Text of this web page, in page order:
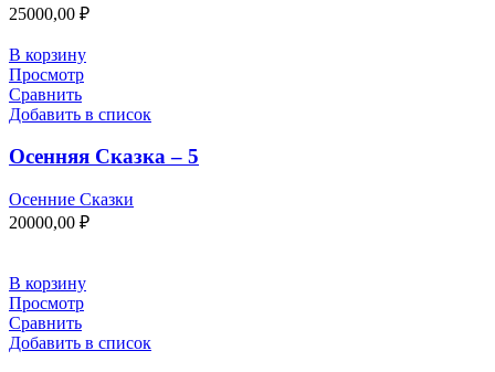
25000,00 ₽
В корзину
Просмотр
Сравнить
Добавить в список
Осенняя Сказка – 5
Осенние Сказки
20000,00 ₽
В корзину
Просмотр
Сравнить
Добавить в список